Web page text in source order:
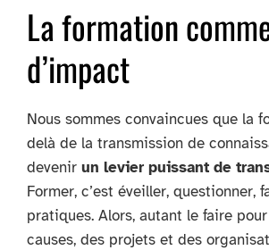
La formation
d’impact
Nous sommes convaincues que la
delà de la transmission de
devenir un levier puissant de
Former, c’est éveiller, questionner,
pratiques. Alors, autant le faire
causes, des projets et des